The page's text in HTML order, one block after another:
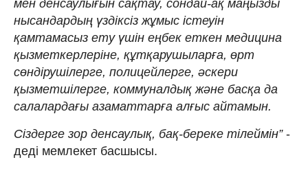
мен денсаулығын сақтау, сондай-ақ маңызды
нысандардың үздіксіз жұмыс істеуін
қамтамасыз ету үшін еңбек еткен медицина
қызметкерлеріне, құтқарушыларға, өрт
сөндірушілерге, полицейлерге, әскери
қызметшілерге, коммуналдық және басқа да
салалардағы азаматтарға алғыс айтамын.
Сіздерге зор денсаулық, бақ-береке тілеймін”-
деді мемлекет басшысы.